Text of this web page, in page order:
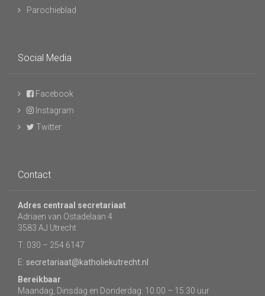
Parochieblad
Social Media
Facebook
Instagram
Twitter
Contact
Adres centraal secretariaat
Adriaen van Ostadelaan 4
3583 AJ Utrecht
T: 030 – 254 6147
E: secretariaat@katholiekutrecht.nl
Bereikbaar
Maandag, Dinsdag en Donderdag: 10.00 – 15.30 uur